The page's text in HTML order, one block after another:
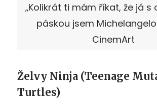
„Kolikrát ti mám říkat, že já s
páskou jsem
CinemArt
Želvy Ninja (Teenage
Turtles)